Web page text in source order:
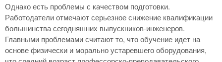
Однако есть проблемы с качеством подготовки.
Работодатели отмечают серьезное снижение квалификации
большинства сегодняшних выпускников-инженеров.
Главными проблемами считают то, что обучение идет на
основе физически и морально устаревшего оборудования,